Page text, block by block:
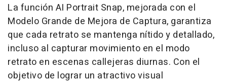
La función AI Portrait Snap, mejorada con el
Modelo Grande de Mejora de Captura, garantiza
que cada retrato se mantenga nítido y detallado,
incluso al capturar movimiento en el modo
retrato en escenas callejeras diurnas. Con el
objetivo de lograr un atractivo visual